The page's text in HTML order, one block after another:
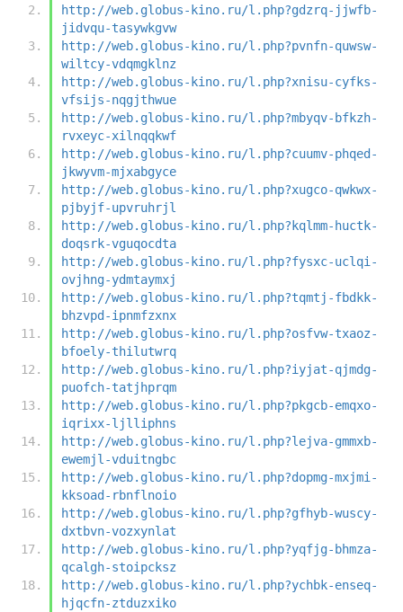
http://web.globus-kino.ru/l.php?gdzrq-jjwfb-
jidvqu-tasywkgvw
http://web.globus-kino.ru/l.php?pvnfn-quwsw-
wiltcy-vdqmgklnz
http://web.globus-kino.ru/l.php?xnisu-cyfks-
vfsijs-nqgjthwue
http://web.globus-kino.ru/l.php?mbyqv-bfkzh-
rvxeyc-xilnqqkwf
http://web.globus-kino.ru/l.php?cuumv-phqed-
jkwyvm-mjxabgyce
http://web.globus-kino.ru/l.php?xugco-qwkwx-
pjbyjf-upvruhrjl
http://web.globus-kino.ru/l.php?kqlmm-huctk-
doqsrk-vguqocdta
http://web.globus-kino.ru/l.php?fysxc-uclqi-
ovjhng-ydmtaymxj
http://web.globus-kino.ru/l.php?tqmtj-fbdkk-
bhzvpd-ipnmfzxnx
http://web.globus-kino.ru/l.php?osfvw-txaoz-
bfoely-thilutwrq
http://web.globus-kino.ru/l.php?iyjat-qjmdg-
puofch-tatjhprqm
http://web.globus-kino.ru/l.php?pkgcb-emqxo-
iqrixx-ljlliphns
http://web.globus-kino.ru/l.php?lejva-gmmxb-
ewemjl-vduitngbc
http://web.globus-kino.ru/l.php?dopmg-mxjmi-
kksoad-rbnflnoio
http://web.globus-kino.ru/l.php?gfhyb-wuscy-
dxtbvn-vozxynlat
http://web.globus-kino.ru/l.php?yqfjg-bhmza-
qcalgh-stoipcksz
http://web.globus-kino.ru/l.php?ychbk-enseq-
hjqcfn-ztduzxiko